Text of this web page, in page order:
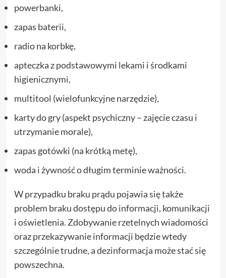
powerbanki,
zapas baterii,
radio na korbkę,
apteczka z podstawowymi lekami i środkami
higienicznymi,
multitool (wielofunkcyjne narzędzie),
karty do gry (aspekt psychiczny – zajęcie czasu i
utrzymanie morale),
zapas gotówki (na krótką metę),
woda i żywność o długim terminie ważności.
W przypadku braku prądu pojawia się także
problem braku dostępu do informacji, komunikacji
i oświetlenia. Zdobywanie rzetelnych wiadomości
oraz przekazywanie informacji będzie wtedy
szczególnie trudne, a dezinformacja może stać się
powszechna.